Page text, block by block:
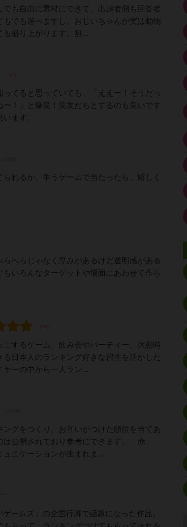
も自由に素材にできて、出題者側も回答者
でも遊べますし、おじいちゃんが実は動物
盛り上がります。無...
てると思っていても、「ええー！そうだっ
！」と爆笑！笑友だちとするのも良いです
ます。
れるか、争うゲームで当たったら、嬉しく
ぺらじゃなく厚みがあるけど透明感がある
いろんなターゲットや場面にあわせて作ら
するゲーム。飲み会やパーティー、休憩時
日本人のランキング好きな習性を活かした
ーの中から一人ラン...
グをつくり、お互いがつけた順位を当てあ
公開されており参考にできます。「赤
ニケーションが生まれま...
ームズ」の全国行脚で話題になった作品。